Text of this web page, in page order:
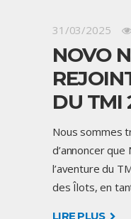
31/03/2025
NOVO
DU TMI
Nous sommes
d’annoncer
l’aventure du
des Îlots, en
LIRE PLUS